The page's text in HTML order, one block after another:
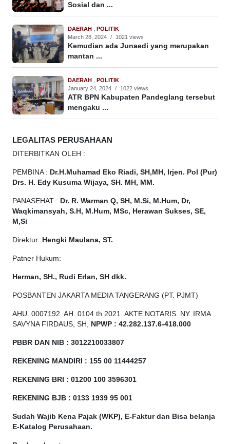
Sosial dan ...
DAERAH
POLITIK
March 28, 2024 / 1021 views
Kemudian ada Junaedi yang merupakan
mantan ...
DAERAH
POLITIK
January 24, 2024 / 1022 views
ATR BPN Kabupaten Pandeglang tersebut
mengaku ...
LEGALITAS PERUSAHAAN
DITERBITKAN OLEH :
PEMBINA : Dr.H.Muhamad Eko Riadi, SH,MH, Irjen. Pol (Pur)
Drs. H. Edy Kusuma Wijaya, SH. MH, MM.
PANASEHAT : Dr. R. Warman Q, SH, M.Si, M.Hum, Dr,
Waqkimansyah, S.H, M.Hum, MSc, Herawan Sukses, SE,
M,Si
Direktur : Hengki Maulana, ST.
Patner Hukum:
Herman, SH., Rudi Erlan, SH dkk.
POSBANTEN JAKARTA MEDIA TANGERANG (PT. PJMT)
AHU. 0007192. AH. 0104 th 2021. AKTE NOTARIS. NY. IRMA
SAVYNA FIRDAUS, SH,
NPW P : 42.282.137.6-418.000
PBBR DAN NIB : 3012210033807
REKENING MANDIRI : 155 00 11444257
REKENING BRI : 01200 100 3596301
REKENING BJB : 0133 1939 95 001
Sudah Wajib Kena Pajak (WKP), E-Faktur dan Bisa belanja
E-Katalog Perusahaan.